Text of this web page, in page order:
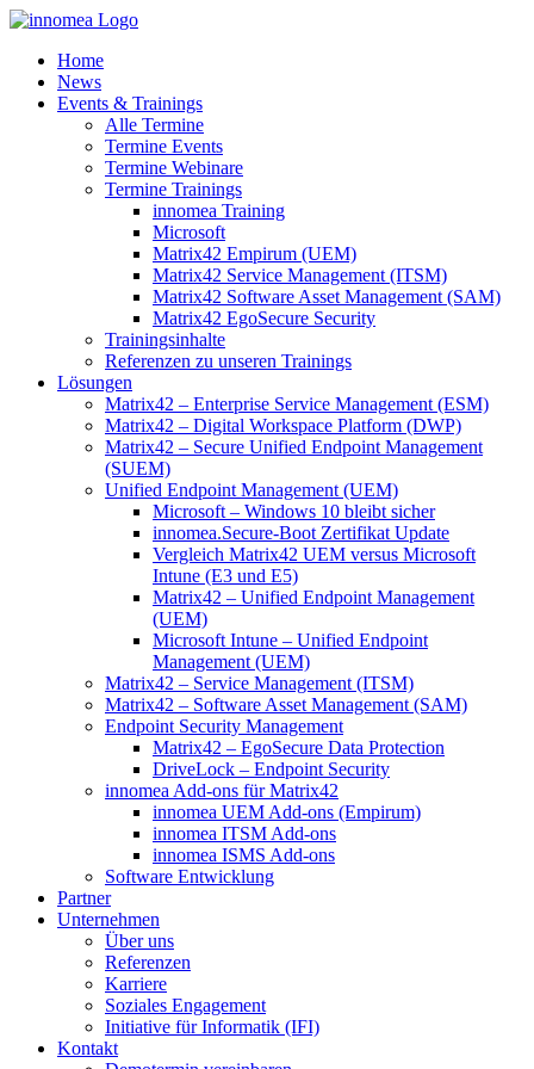
Zum
springenHome
News
Events & Trainings
Alle Termine
Termine Events
Termine Webinare
Termine Trainings
innomea Training
Microsoft
Matrix42 Empirum (UEM)
Matrix42 Service Management (ITSM)
Matrix42 Software Asset Management (SAM)
Matrix42 EgoSecure Security
Trainingsinhalte
Referenzen zu unseren Trainings
Lösungen
Matrix42 – Enterprise Service Management (ESM)
Matrix42 – Digital Workspace Platform (DWP)
Matrix42 – Secure Unified Endpoint Management
(SUEM)
Unified Endpoint Management (UEM)
Microsoft – Windows 10 bleibt sicher
innomea.Secure-Boot Zertifikat Update
Vergleich Matrix42 UEM versus Microsoft
Intune (E3 und E5)
Matrix42 – Unified Endpoint Management
(UEM)
Microsoft Intune – Unified Endpoint
Management (UEM)
Matrix42 – Service Management (ITSM)
Matrix42 – Software Asset Management (SAM)
Endpoint Security Management
Matrix42 – EgoSecure Data Protection
DriveLock – Endpoint Security
innomea Add-ons für Matrix42
innomea UEM Add-ons (Empirum)
innomea ITSM Add-ons
innomea ISMS Add-ons
Software Entwicklung
Partner
Unternehmen
Über uns
Referenzen
Karriere
Soziales Engagement
Initiative für Informatik (IFI)
Kontakt